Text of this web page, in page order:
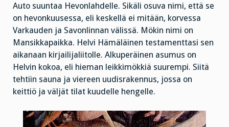
Auto suuntaa Hevonlahdelle. Sikäli osuva nimi, että se
on hevonkuusessa, eli keskellä ei mitään, korvessa
Varkauden ja Savonlinnan välissä. Mökin nimi on
Mansikkapaikka. Helvi Hämäläinen testamenttasi sen
aikanaan kirjailijaliitolle. Alkuperäinen asumus on
Helvin kokoa, eli hieman leikkimökkiä suurempi. Siitä
tehtiin sauna ja viereen uudisrakennus, jossa on
keittiö ja väljät tilat kuudelle hengelle.